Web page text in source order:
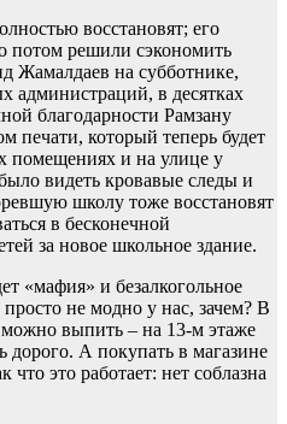
восстановят; его
потом решили сэкономить
Жамалдаев на субботнике,
администраций, в десятках
благодарности Рамзану
печати, который теперь будет
помещениях и на улице у
видеть кровавые следы и
школу тоже восстановят
в бесконечной
за новое школьное здание.
«мафия» и безалкогольное
не модно у нас, зачем? В
выпить – на 13-м этаже
дорого. А покупать в магазине
это работает: нет соблазна